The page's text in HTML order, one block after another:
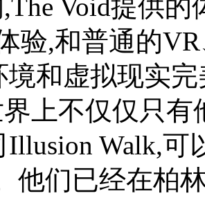
Void提供
验,和普通的
境和虚拟现实
上不仅仅只有
Illusion Walk,可
他们已经在柏